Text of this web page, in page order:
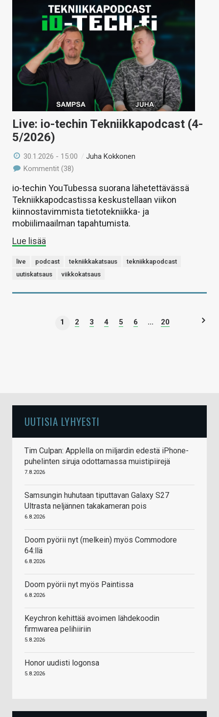
Live: io-techin Tekniikkapodcast (4-
5/2026)
30.1.2026 - 15:00 /Juha Kokkonen
Kommentit (38)
io-techin YouTubessa suorana lähetettävässä
Tekniikkapodcastissa keskustellaan viikon
kiinnostavimmista tietotekniikka- ja
mobiilimaailman tapahtumista.
Lue lisää
live podcast tekniikkakatsaus
tekniikkapodcast
uutiskatsaus
viikkokatsaus
1 2 3 4 5 6 ... 20
UUTISIA LYHYESTI
Tim Culpan: Applella on miljardin edestä iPhone-
puhelinten siruja odottamassa muistipiirejä
7.8.2026
Samsungin huhutaan tiputtavan Galaxy S27
Ultrasta neljännen takakameran pois
6.8.2026
Doom pyörii nyt (melkein) myös Commodore
64:llä
6.8.2026
Doom pyörii nyt myös Paintissa
6.8.2026
Keychron kehittää avoimen lähdekoodin
firmwarea pelihiiriin
5.8.2026
Honor uudisti logonsa
5.8.2026